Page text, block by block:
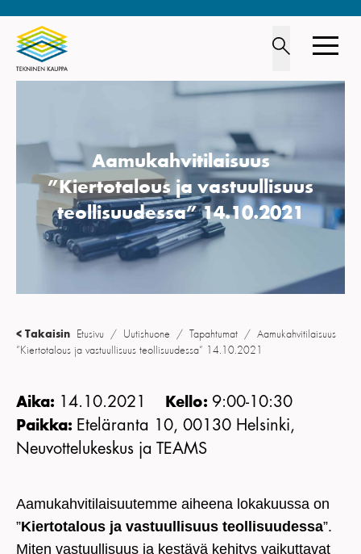
JÄSENYYS
LIITTO
OPISKELIJOILLE
UUTISHUONE
IN ENGLISH
KIRJAUDU JÄSENSIVULLE
Aamukahvitilaisuus
”Kiertotalous ja vastuullisuus
teollisuudessa” 14.10.2021
< Takaisin Etusivu / Uutishuone / Tapahtumat /
Aamukahvitilaisuus
”Kiertotalous ja vastuullisuus teollisuudessa” 14.10.2021
Aika: 14.10.2021 Kello: 9:00-10:30
Paikka: Eteläranta 10, 00130 Helsinki,
Neuvottelukeskus ja TEAMS
Aamukahvitilaisuutemme aiheena lokakuussa on
”Kiertotalous ja vastuullisuus teollisuudessa”.
Miten vastuullisuus ja kestävä kehitys vaikuttavat